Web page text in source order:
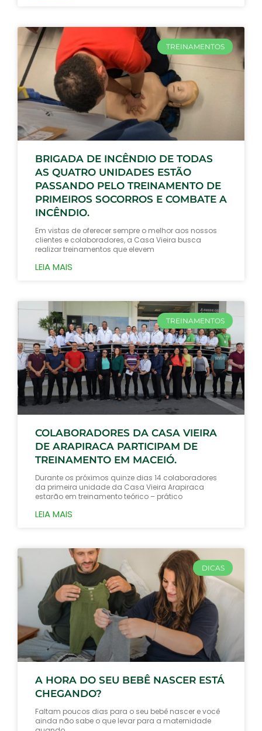
TREINAMENTOS
BRIGADA DE INCÊNDIO DE TODAS
AS QUATRO UNIDADES ESTÃO
PASSANDO PELO TREINAMENTO DE
PRIMEIROS SOCORROS E COMBATE A
INCÊNDIO.
Em vistas de oferecer sempre o melhor aos nossos
clientes e colaboradores, a Casa Vieira busca
realizar treinamentos que elevem
LEIA MAIS
TREINAMENTOS
COLABORADORES DA CASA VIEIRA
DE ARAPIRACA PARTICIPAM DE
TREINAMENTO EM MACEIÓ.
Durante os próximos quinze dias 14 colaboradores
da primeira unidade da Casa Vieira Arapiraca
estarão em treinamento teórico – prático
LEIA MAIS
DICAS
A HORA DO SEU BEBÊ NASCER ESTÁ
CHEGANDO?
Faltam poucos dias para o seu bebê nascer e você
ainda não sabe o que levar para a maternidade